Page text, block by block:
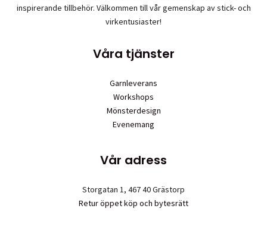
inspirerande tillbehör. Välkommen till vår gemenskap av stick- och
virkentusiaster!
Våra tjänster
Garnleverans
Workshops
Mönsterdesign
Evenemang
Vår adress
Storgatan 1, 467 40 Grästorp
Retur öppet köp och bytesrätt